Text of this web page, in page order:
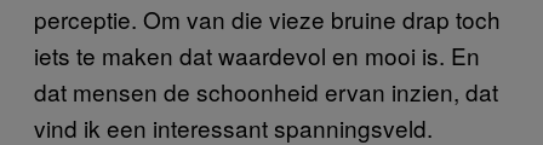
perceptie. Om van die vieze bruine drap toch
iets te maken dat waardevol en mooi is. En
dat mensen de schoonheid ervan inzien, dat
vind ik een interessant spanningsveld.